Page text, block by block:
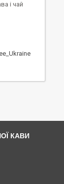
і чай
КАВИ